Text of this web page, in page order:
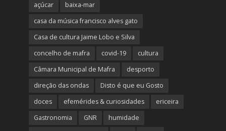
açúcar
baixa-mar
casa da música francisco alves gato
Casa de cultura Jaime Lobo e Silva
concelho de mafra
covid-19
cultura
Câmara Municipal de Mafra
desporto
direção das ondas
Disto é que eu Gosto
doces
efemérides & curiosidades
ericeira
Gastronomia
GNR
humidade